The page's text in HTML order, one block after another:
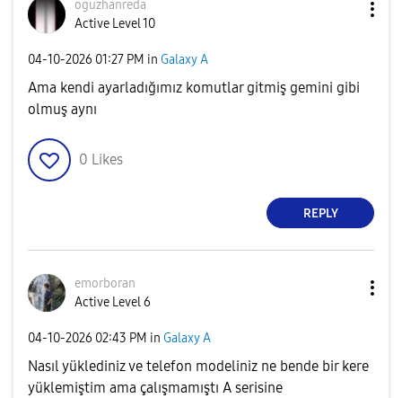
oguzhanreda
Active Level 10
‎04-10-2026 01:27 PM in Galaxy A
Ama kendi ayarladığımız komutlar gitmiş gemini gibi
olmuş aynı
0 Likes
REPLY
emorboran
Active Level 6
‎04-10-2026 02:43 PM in Galaxy A
Nasıl yüklediniz ve telefon modeliniz ne bende bir kere
yüklemiştim ama çalışmamıştı A serisine